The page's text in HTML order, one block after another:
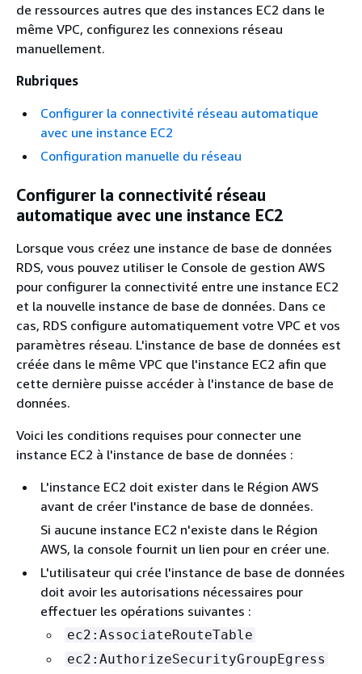
de ressources autres que des instances EC2 dans le
même VPC, configurez les connexions réseau
manuellement.
Rubriques
Configurer la connectivité réseau automatique
avec une instance EC2
Configuration manuelle du réseau
Configurer la connectivité réseau
automatique avec une instance EC2
Lorsque vous créez une instance de base de données
RDS, vous pouvez utiliser le Console de gestion AWS
pour configurer la connectivité entre une instance EC2
et la nouvelle instance de base de données. Dans ce
cas, RDS configure automatiquement votre VPC et vos
paramètres réseau. L'instance de base de données est
créée dans le même VPC que l'instance EC2 afin que
cette dernière puisse accéder à l'instance de base de
données.
Voici les conditions requises pour connecter une
instance EC2 à l'instance de base de données :
L'instance EC2 doit exister dans le Région AWS
avant de créer l'instance de base de données.
Si aucune instance EC2 n'existe dans le Région
AWS, la console fournit un lien pour en créer une.
L'utilisateur qui crée l'instance de base de données
doit avoir les autorisations nécessaires pour
effectuer les opérations suivantes :
ec2:AssociateRouteTable
ec2:AuthorizeSecurityGroupEgress